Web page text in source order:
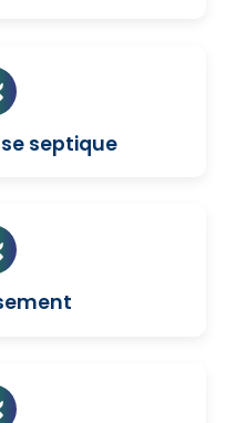
septique